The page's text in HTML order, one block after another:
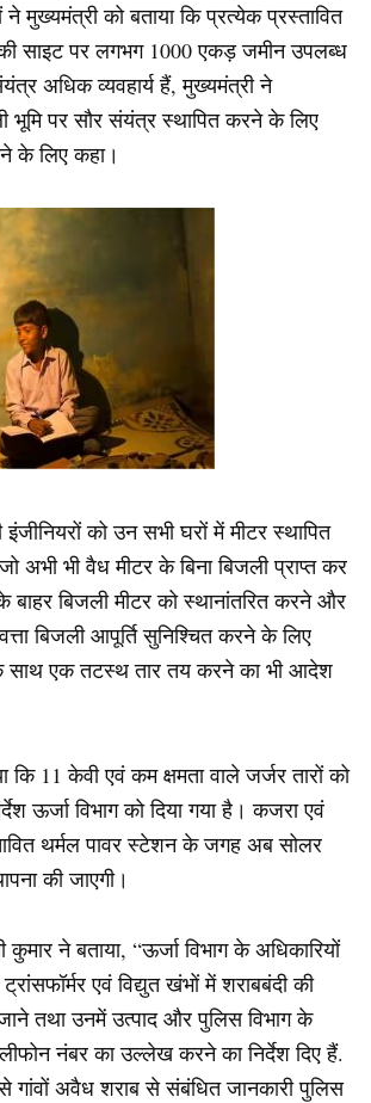
ने मुख्यमंत्री को बताया कि प्रत्येक प्रस्तावित
की साइट पर लगभग 1000 एकड़ जमीन उपलब्ध
अधिक व्यवहार्य हैं, मुख्यमंत्री ने
भूमि पर सौर संयंत्र स्थापित करने के लिए
के लिए कहा।
को उन सभी घरों में मीटर स्थापित
अभी भी वैध मीटर के बिना बिजली प्राप्त कर
बाहर बिजली मीटर को स्थानांतरित करने और
बिजली आपूर्ति सुनिश्चित करने के लिए
एक तटस्थ तार तय करने का भी आदेश
कि 11 केवी एवं कम क्षमता वाले जर्जर तारों को
ऊर्जा विभाग को दिया गया है। कजरा एवं
थर्मल पावर स्टेशन के जगह अब सोलर
की जाएगी।
ने बताया, “ऊर्जा विभाग के अधिकारियों
ट्रांसफॉर्मर एवं विद्युत खंभों में शराबबंदी की
तथा उनमें उत्पाद और पुलिस विभाग के
नंबर का उल्लेख करने का निर्देश दिए हैं.
अवैध शराब से संबंधित जानकारी पुलिस